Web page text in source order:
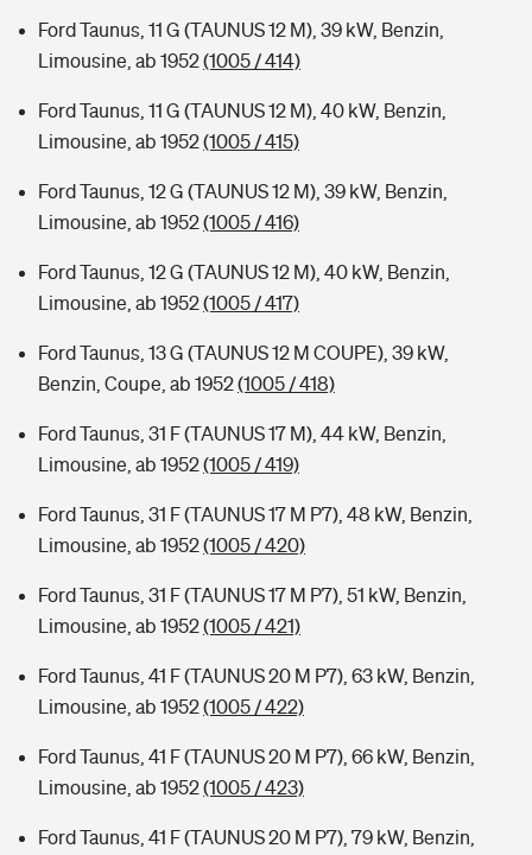
Ford Taunus, 11 G (TAUNUS 12 M), 39 kW, Benzin,
Limousine, ab 1952(1005 / 414)
Ford Taunus, 11 G (TAUNUS 12 M), 40 kW, Benzin,
Limousine, ab 1952(1005 / 415)
Ford Taunus, 12 G (TAUNUS 12 M), 39 kW, Benzin,
Limousine, ab 1952(1005 / 416)
Ford Taunus, 12 G (TAUNUS 12 M), 40 kW, Benzin,
Limousine, ab 1952(1005 / 417)
Ford Taunus, 13 G (TAUNUS 12 M COUPE), 39 kW,
Benzin, Coupe, ab 1952(1005 / 418)
Ford Taunus, 31 F (TAUNUS 17 M), 44 kW, Benzin,
Limousine, ab 1952(1005 / 419)
Ford Taunus, 31 F (TAUNUS 17 M P7), 48 kW, Benzin,
Limousine, ab 1952(1005 / 420)
Ford Taunus, 31 F (TAUNUS 17 M P7), 51 kW, Benzin,
Limousine, ab 1952(1005 / 421)
Ford Taunus, 41 F (TAUNUS 20 M P7), 63 kW, Benzin,
Limousine, ab 1952(1005 / 422)
Ford Taunus, 41 F (TAUNUS 20 M P7), 66 kW, Benzin,
Limousine, ab 1952(1005 / 423)
Ford Taunus, 41 F (TAUNUS 20 M P7), 79 kW, Benzin,